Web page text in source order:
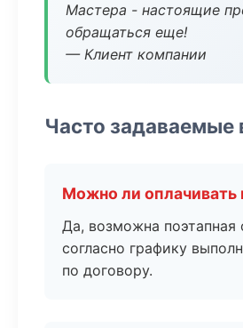
Мастера - настоящие
обращаться еще!
— Клиент компании
Часто задаваемые
Можно ли оплачивать
Да, возможна поэтапная
согласно графику
по договору.